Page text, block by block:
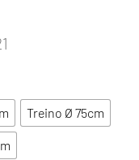
Treino Ø 75cm